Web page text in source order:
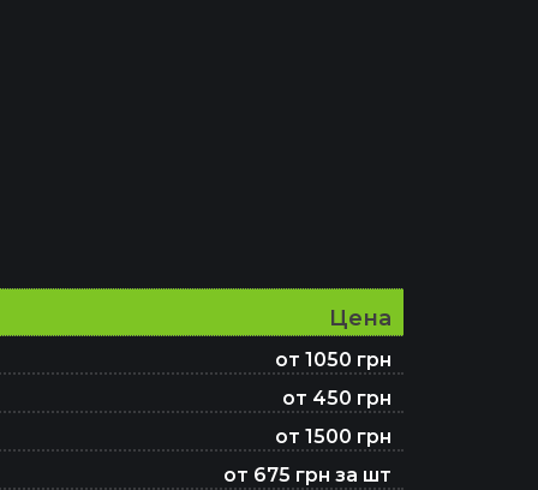
Цена
от 1050 грн
от 450 грн
от 1500 грн
от 675 грн за шт